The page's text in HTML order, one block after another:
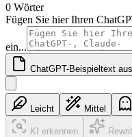
0 Wörter
Fügen Sie hier Ihren
ein...
ChatGPT-Beispieltext
Leicht Mittel
KI erkennen